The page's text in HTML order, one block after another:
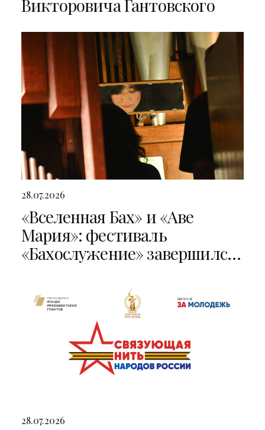
Викторовича Гантовского
28.07.2026
«Вселенная Бах» и «Аве
Мария»: фестиваль
«Бахослужение» завершился
28.07.2026